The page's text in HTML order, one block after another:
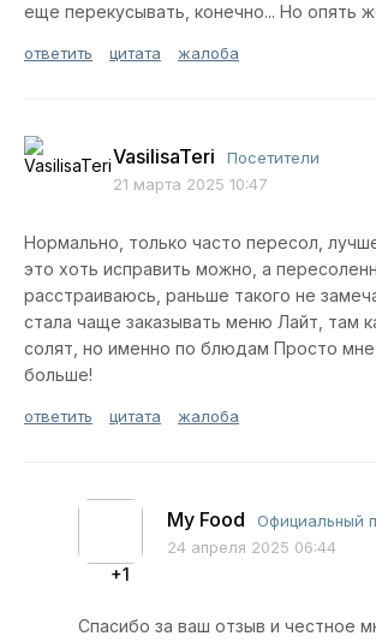
еще перекусывать, конечно... Но опять
ответить цитата жалоба
VasilisaTeri
Посетители
21 марта 2025 10:47
Нормально, только часто пересол,
это хоть исправить можно, а
расстраиваюсь, раньше такого не
стала чаще заказывать меню Лайт, там
солят, но именно по блюдам Просто мне
больше!
ответить цитата жалоба
My Food
Официальный
24 апреля 2025 06:44
+1
Спасибо за ваш отзыв и честное